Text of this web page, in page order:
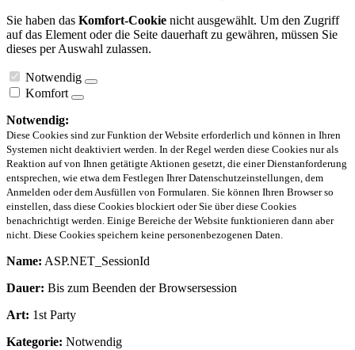
Sie haben das Komfort-Cookie nicht ausgewählt. Um den Zugriff
auf das Element oder die Seite dauerhaft zu gewähren, müssen Sie
dieses per Auswahl zulassen.
Notwendig
Komfort
Notwendig:
Diese Cookies sind zur Funktion der Website erforderlich und können in Ihren
Systemen nicht deaktiviert werden. In der Regel werden diese Cookies nur als
Reaktion auf von Ihnen getätigte Aktionen gesetzt, die einer Dienstanforderung
entsprechen, wie etwa dem Festlegen Ihrer Datenschutzeinstellungen, dem
Anmelden oder dem Ausfüllen von Formularen. Sie können Ihren Browser so
einstellen, dass diese Cookies blockiert oder Sie über diese Cookies
benachrichtigt werden. Einige Bereiche der Website funktionieren dann aber
nicht. Diese Cookies speichern keine personenbezogenen Daten.
Name: ASP.NET_SessionId
Dauer: Bis zum Beenden der Browsersession
Art: 1st Party
Kategorie: Notwendig